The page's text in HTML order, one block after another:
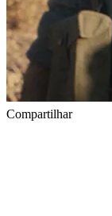
Compartilhar